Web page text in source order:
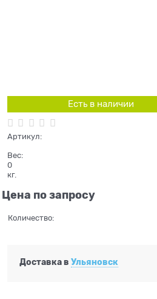
Есть в наличии
Артикул:
Вес:
0
кг.
Цена по запросу
Количество:
Доставка в Ульяновск